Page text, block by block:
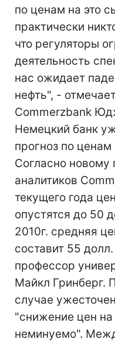
по ценам на это
практически
что регуляторы
деятельность
нас ожидает
нефть", -
Commerzbank
Немецкий банк
прогноз по ценам
Согласно новому
аналитиков
текущего года
опустятся до 50
2010г. средняя
составит 55
профессор
Майкл Гринберг.
случае
"снижение цен на
неминуемо".